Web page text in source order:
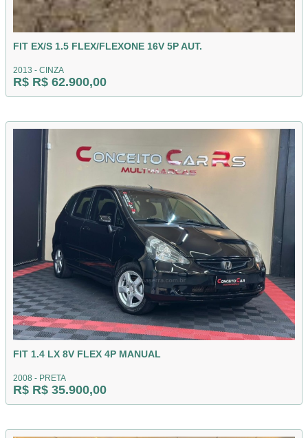
FIT EX/S 1.5 FLEX/FLEXONE 16V 5P AUT.
2013 - CINZA
R$ R$ 62.900,00
FIT 1.4 LX 8V FLEX 4P MANUAL
2008 - PRETA
R$ R$ 35.900,00